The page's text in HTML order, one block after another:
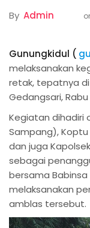
By Admin
Gunungkidul (
melaksanakan
retak, tepatnya di
Gedangsari,
Kegiatan dihadiri
Sampang),
dan juga
sebagai
bersama
melaksanakan
amblas tersebut.